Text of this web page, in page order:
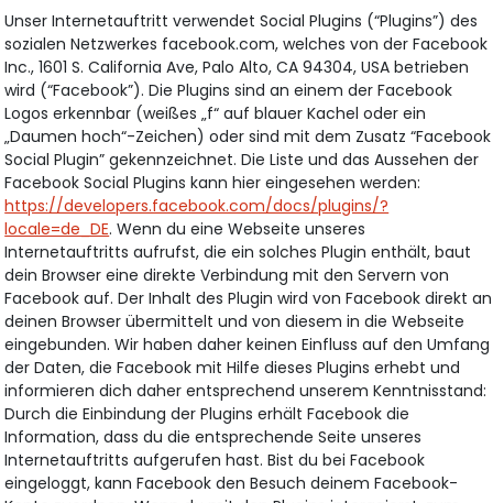
Unser Internetauftritt verwendet Social Plugins (“Plugins”) des
sozialen Netzwerkes facebook.com, welches von der Facebook
Inc., 1601 S. California Ave, Palo Alto, CA 94304, USA betrieben
wird (“Facebook”). Die Plugins sind an einem der Facebook
Logos erkennbar (weißes „f“ auf blauer Kachel oder ein
„Daumen hoch“-Zeichen) oder sind mit dem Zusatz “Facebook
Social Plugin” gekennzeichnet. Die Liste und das Aussehen der
Facebook Social Plugins kann hier eingesehen werden:
https://developers.facebook.com/docs/plugins/?
locale=de_DE. Wenn du eine Webseite unseres
Internetauftritts aufrufst, die ein solches Plugin enthält, baut
dein Browser eine direkte Verbindung mit den Servern von
Facebook auf. Der Inhalt des Plugin wird von Facebook direkt an
deinen Browser übermittelt und von diesem in die Webseite
eingebunden. Wir haben daher keinen Einfluss auf den Umfang
der Daten, die Facebook mit Hilfe dieses Plugins erhebt und
informieren dich daher entsprechend unserem Kenntnisstand:
Durch die Einbindung der Plugins erhält Facebook die
Information, dass du die entsprechende Seite unseres
Internetauftritts aufgerufen hast. Bist du bei Facebook
eingeloggt, kann Facebook den Besuch deinem Facebook-